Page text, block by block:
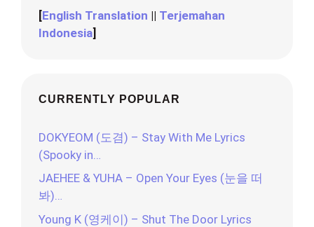
[English Translation || Terjemahan
Indonesia]
CURRENTLY POPULAR
DOKYEOM (도겸) – Stay With Me Lyrics
(Spooky in…
JAEHEE & YUHA – Open Your Eyes (눈을 떠
봐)…
Young K (영케이) – Shut The Door Lyrics